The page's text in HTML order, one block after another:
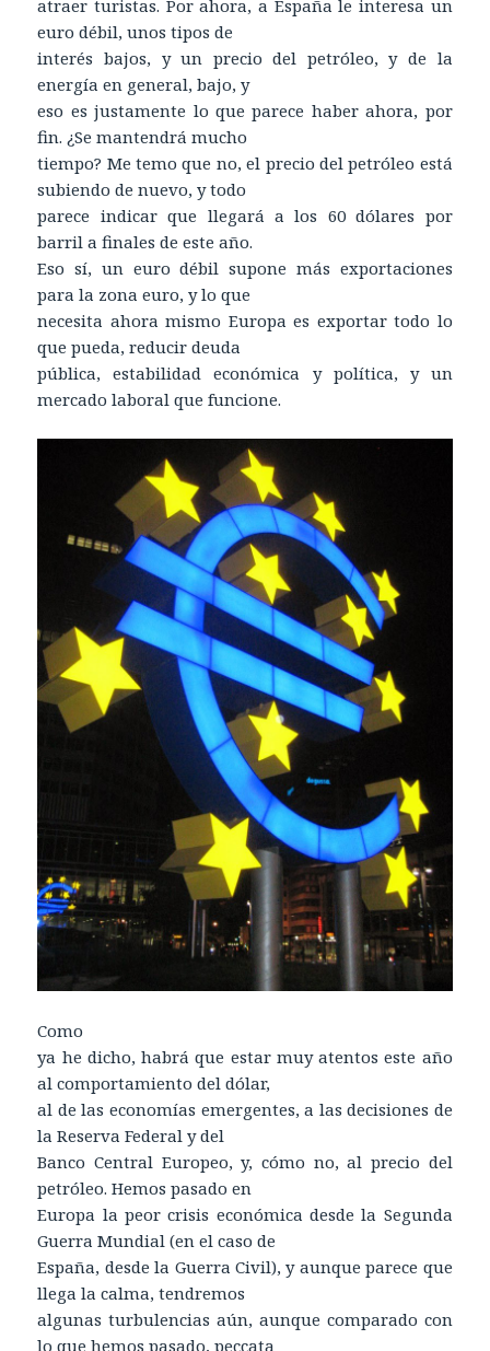
atraer turistas. Por ahora, a España le interesa un
euro débil, unos tipos de
interés bajos, y un precio del petróleo, y de la
energía en general, bajo, y
eso es justamente lo que parece haber ahora, por
fin. ¿Se mantendrá mucho
tiempo? Me temo que no, el precio del petróleo está
subiendo de nuevo, y todo
parece indicar que llegará a los 60 dólares por
barril a finales de este año.
Eso sí, un euro débil supone más exportaciones
para la zona euro, y lo que
necesita ahora mismo Europa es exportar todo lo
que pueda, reducir deuda
pública, estabilidad económica y política, y un
mercado laboral que funcione.
Como
ya he dicho, habrá que estar muy atentos este año
al comportamiento del dólar,
al de las economías emergentes, a las decisiones de
la Reserva Federal y del
Banco Central Europeo, y, cómo no, al precio del
petróleo. Hemos pasado en
Europa la peor crisis económica desde la Segunda
Guerra Mundial (en el caso de
España, desde la Guerra Civil), y aunque parece que
llega la calma, tendremos
algunas turbulencias aún, aunque comparado con
lo que hemos pasado, peccata